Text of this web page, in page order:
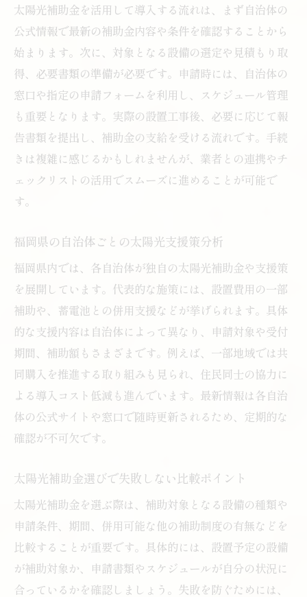
福岡県の補助金がもたらす住宅の経済的効
果
太陽光導入で省エネ住宅化を実現する方法
補助金情報を生かした省エネ住宅プラン例
太陽光補助金活用で未来志向の住宅づくり
省エネ住宅と太陽光補助金の最新動向チェ
ック
エコキュートと太陽光の補助金活用術を検証
エコキュートと太陽光のセット導入の魅力
太陽光補助金と省エネ設備の相乗効果分析
エコキュート活用で太陽光住宅の快適性向
上
補助金を最大化するエコキュート選びのポ
イント
福岡県で後悔しない太陽光導入のためのチェッ
クポイント
太陽光導入前に知るべき後悔しない秘訣
補助金申請で失敗しないための事前準備
太陽光導入体験談から学ぶ後悔しない方法
太陽光補助金活用で後悔を防ぐ情報収集術
福岡県で賢く太陽光を選ぶためのチェック
項目
太陽光補助金を活用して導入する流れは、まず自治体の
公式情報で最新の補助金内容や条件を確認することから
始まります。次に、対象となる設備の選定や見積もり取
得、必要書類の準備が必要です。申請時には、自治体の
窓口や指定の申請フォームを利用し、スケジュール管理
も重要となります。実際の設置工事後、必要に応じて報
告書類を提出し、補助金の支給を受ける流れです。手続
きは複雑に感じるかもしれませんが、業者との連携やチ
ェックリストの活用でスムーズに進めることが可能で
す。
福岡県の自治体ごとの太陽光支援策分析
福岡県内では、各自治体が独自の太陽光補助金や支援策
を展開しています。代表的な施策には、設置費用の一部
補助や、蓄電池との併用支援などが挙げられます。具体
的な支援内容は自治体によって異なり、申請対象や受付
期間、補助額もさまざまです。例えば、一部地域では共
同購入を推進する取り組みも見られ、住民同士の協力に
よる導入コスト低減も進んでいます。最新情報は各自治
体の公式サイトや窓口で随時更新されるため、定期的な
確認が不可欠です。
太陽光補助金選びで失敗しない比較ポイント
太陽光補助金を選ぶ際は、補助対象となる設備の種類や
申請条件、期間、併用可能な他の補助制度の有無などを
比較することが重要です。具体的には、設置予定の設備
が補助対象か、申請書類やスケジュールが自分の状況に
合っているかを確認しましょう。失敗を防ぐためには、